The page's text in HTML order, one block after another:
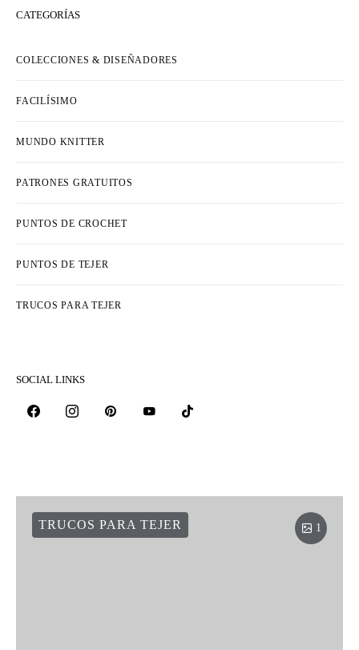
CATEGORÍAS
COLECCIONES & DISEÑADORES
FACILÍSIMO
MUNDO KNITTER
PATRONES GRATUITOS
PUNTOS DE CROCHET
PUNTOS DE TEJER
TRUCOS PARA TEJER
SOCIAL LINKS
1
TRUCOS PARA TEJER